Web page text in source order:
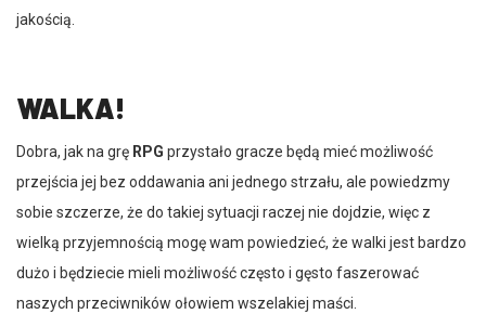
jakością.
WALKA!
Dobra, jak na grę RPG przystało gracze będą mieć możliwość
przejścia jej bez oddawania ani jednego strzału, ale powiedzmy
sobie szczerze, że do takiej sytuacji raczej nie dojdzie, więc z
wielką przyjemnością mogę wam powiedzieć, że walki jest bardzo
dużo i będziecie mieli możliwość często i gęsto faszerować
naszych przeciwników ołowiem wszelakiej maści.